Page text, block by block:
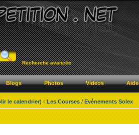
Recherche avancée
Blogs Photos Videos Aide
le calendrier) ‹ Les Courses / Evénements Solex